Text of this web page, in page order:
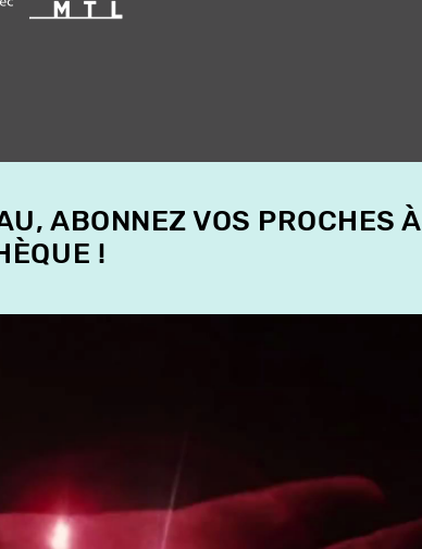
ABONNEZ VOS PROCHES À
!